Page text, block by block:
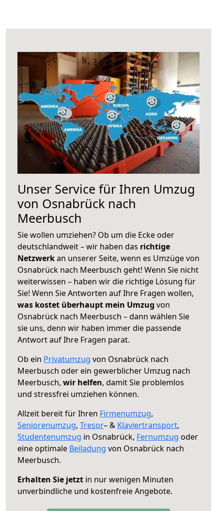
Unser Service für Ihren Umzug
von Osnabrück nach
Meerbusch
Sie wollen umziehen? Ob um die Ecke oder
deutschlandweit – wir haben das richtige
Netzwerkan unserer Seite, wenn es Umzüge von
Osnabrück nach Meerbusch geht! Wenn Sie nicht
weiterwissen – haben wir die richtige Lösung für
Sie! Wenn Sie Antworten auf Ihre Fragen wollen,
was kostet überhaupt mein Umzug von
Osnabrück nach Meerbusch – dann wählen Sie
sie uns, denn wir haben immer die passende
Antwort auf Ihre Fragen parat.
Ob ein Privatumzug von Osnabrück nach
Meerbusch oder ein gewerblicher Umzug nach
Meerbusch, wir helfen, damit Sie problemlos
und stressfrei umziehen können.
Allzeit bereit für Ihren Firmenumzug,
Seniorenumzug, Tresor– & Klaviertransport,
Studentenumzug in Osnabrück, Fernumzug oder
eine optimale Beiladung von Osnabrück nach
Meerbusch.
Erhalten Sie jetzt in nur wenigen Minuten
unverbindliche und kostenfreie Angebote.